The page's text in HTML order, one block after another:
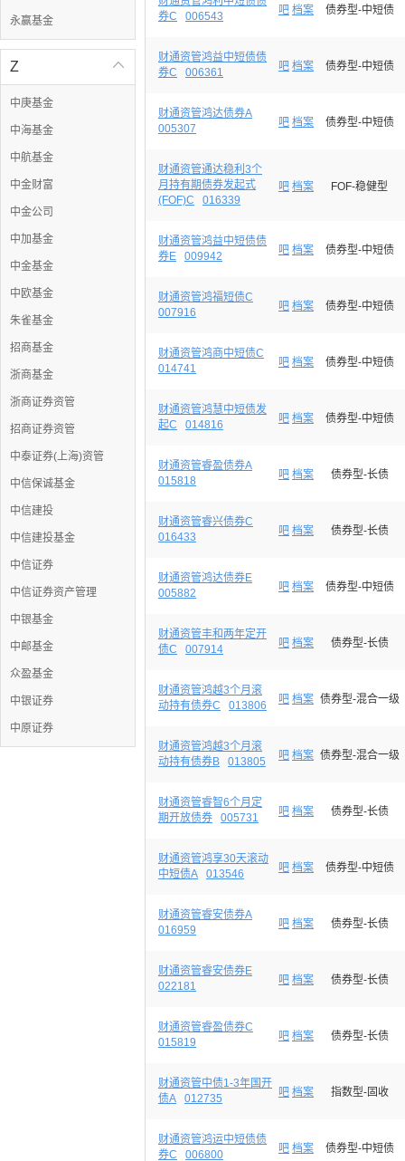
永赢基金

Z
中庚基金
中海基金
中航基金
中金财富
中金公司
中加基金
中金基金
中欧基金
朱雀基金
招商基金
浙商基金
浙商证券资管
招商证券资管
中泰证券(上海)资管
中信保诚基金
中信建投
中信建投基金
中信证券
中信证券资产管理
中银基金
中邮基金
众盈基金
中银证券
中原证券
券C
006543 吧 档案 债券型-中短债
财通资管鸿益中短债债
券C
006361 吧 档案 债券型-中短债
财通资管鸿达债券A
005307
吧 档案 债券型-中短债
财通资管通达稳利3个
月持有期债券发起式
(FOF)C
016339
吧 档案 FOF-稳健型
财通资管鸿益中短债债
券E
009942 吧 档案 债券型-中短债
财通资管鸿福短债C
007916
吧 档案 债券型-中短债
财通资管鸿商中短债C
014741
吧 档案 债券型-中短债
财通资管鸿慧中短债发
起C
014816 吧 档案 债券型-中短债
财通资管睿盈债券A
015818
吧 档案 债券型-长债
财通资管睿兴债券C
016433
吧 档案 债券型-长债
财通资管鸿达债券E
005882
吧 档案 债券型-中短债
财通资管丰和两年定开
债C
007914 吧 档案 债券型-长债
财通资管鸿越3个月滚
动持有债券C
013806 吧 档案 债券型-混合一级
财通资管鸿越3个月滚
动持有债券B
013805 吧 档案 债券型-混合一级
财通资管睿智6个月定
期开放债券
005731 吧 档案 债券型-长债
财通资管鸿享30天滚动
中短债A
013546 吧 档案 债券型-中短债
财通资管睿安债券A
016959
吧 档案 债券型-长债
财通资管睿安债券E
022181
吧 档案 债券型-长债
财通资管睿盈债券C
015819
吧 档案 债券型-长债
财通资管中债1-3年国开
债A
012735 吧 档案 指数型-固收
财通资管鸿运中短债债
券C
006800 吧 档案 债券型-中短债